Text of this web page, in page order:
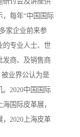
每年“中国国际
家企业前来参
的专业人士、世
发商、及销售商
业界公认为是
。2020中国国际
国际皮革展，
，2020上海皮革